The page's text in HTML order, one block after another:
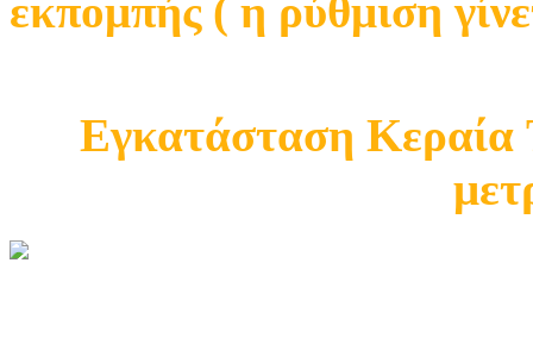
εκπομπής ( η ρύθμιση
Εγκατάσταση Κεραία